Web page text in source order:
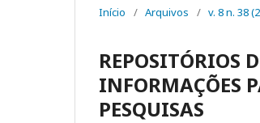
Início / Arquivos / v. 8 n. 38
REPOSITÓRIOS
INFORMAÇÕES
PESQUISAS